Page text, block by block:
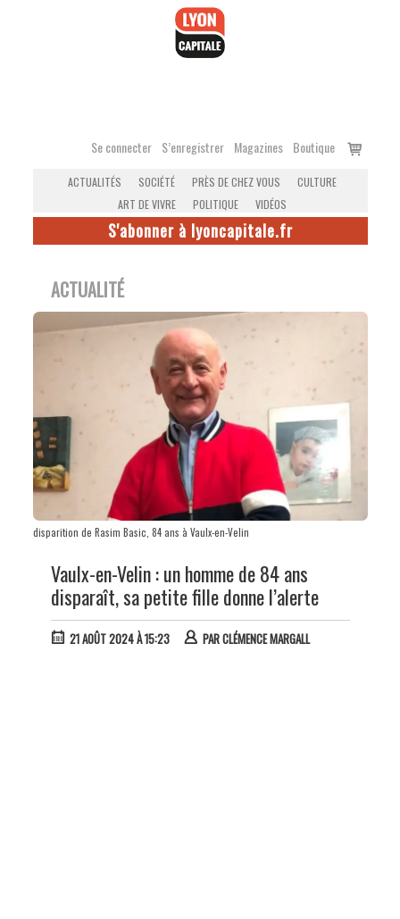
Se connecter S’enregistrer Magazines Boutique
Voir
ACTUALITÉS SOCIÉTÉ PRÈS DE CHEZ VOUS
CULTURE
ART DE VIVRE
POLITIQUE VIDÉOS
S'abonner à lyoncapitale.fr
ACTUALITÉ
disparition de Rasim Basic, 84 ans à Vaulx-en-Velin
Vaulx-en-Velin : un homme de 84 ans
disparaît, sa petite fille donne l’alerte
21 AOÛT 2024 À 15:23 PARCLÉMENCE MARGALL